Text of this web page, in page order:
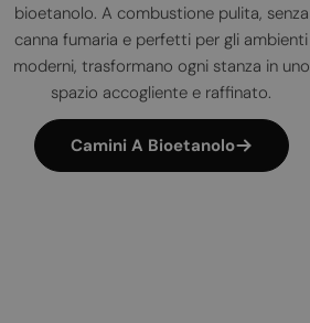
bioetanolo. A combustione pulita, senza
canna fumaria e perfetti per gli ambienti
moderni, trasformano ogni stanza in uno
spazio accogliente e raffinato.
Camini A Bioetanolo